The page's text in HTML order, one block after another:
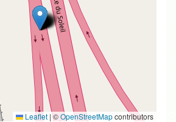
Leaflet |©OpenStreetMapcontributors